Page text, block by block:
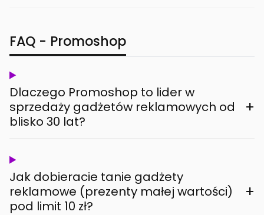
FAQ - Promoshop
Dlaczego Promoshop to lider w
sprzedaży gadżetów reklamowych od
blisko 30 lat?
+
Jak dobieracie tanie gadżety
reklamowe (prezenty małej wartości)
pod limit 10 zł?
+